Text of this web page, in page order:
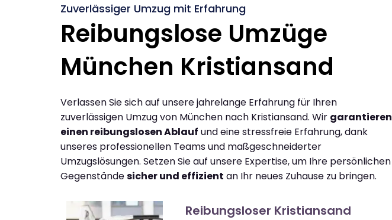
Zuverlässiger Umzug mit Erfahrung
Reibungslose Umzüge
München Kristiansand
Verlassen Sie sich auf unsere jahrelange Erfahrung für Ihren
zuverlässigen Umzug von München nach Kristiansand. Wir garantieren
einen reibungslosen Ablauf und eine stressfreie Erfahrung, dank
unseres professionellen Teams und maßgeschneiderter
Umzugslösungen. Setzen Sie auf unsere Expertise, um Ihre persönlichen
Gegenständesicher und effizient an Ihr neues Zuhause zu bringen.
Reibungsloser Kristiansand